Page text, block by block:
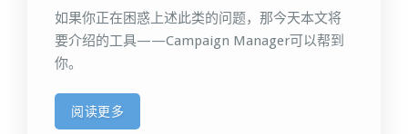
如果你正在困惑上述此类的问题，那今天本文将
要介绍的工具——Campaign Manager可以帮到
你。
阅读更多